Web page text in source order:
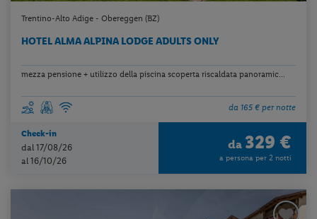
Trentino-Alto Adige - Obereggen (BZ)
HOTEL ALMA ALPINA LODGE ADULTS ONLY
mezza pensione + utilizzo della piscina scoperta riscaldata panoramic...
da 165 € per notte
Check-in
dal 17/08/26
al 16/10/26
da 329 €
a persona per 2 notti